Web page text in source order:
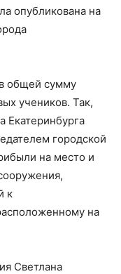
опубликована на
общей сумму
учеников. Так,
Екатеринбурга
городской
на место и
к
на
Светлана